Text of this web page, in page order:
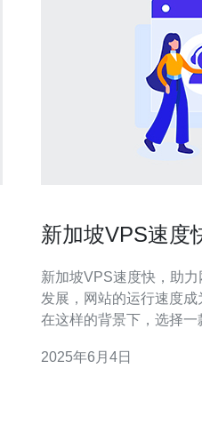
新加坡VPS速度
新加坡VPS速度快，助力网站高效运
发展，网站的运行速度成
在这样的背景下，选择
能和稳定的网络连接而备
2025年6月4日